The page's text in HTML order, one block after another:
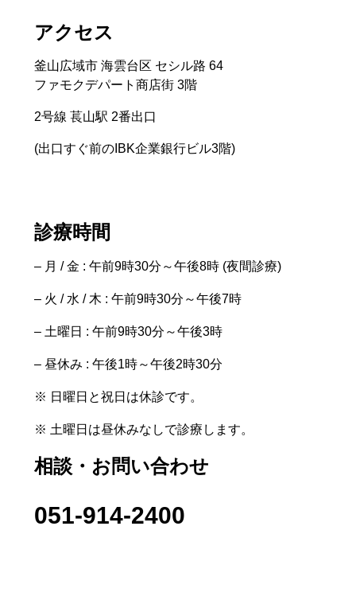
アクセス
釜山広域市 海雲台区 セシル路 64
ファモクデパート商店街 3階
2号線 萇山駅 2番出口
(出口すぐ前のIBK企業銀行ビル3階)
診療時間
– 月 / 金 : 午前9時30分～午後8時 (夜間診療)
– 火 / 水 / 木 : 午前9時30分～午後7時
– 土曜日 : 午前9時30分～午後3時
– 昼休み : 午後1時～午後2時30分
※ 日曜日と祝日は休診です。
※ 土曜日は昼休みなしで診療します。
相談・お問い合わせ
051-914-2400